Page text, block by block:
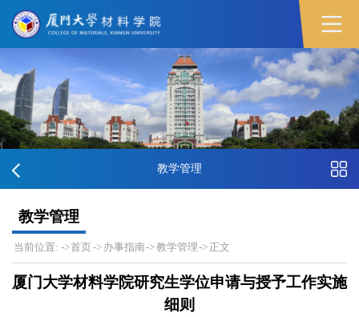
教学管理
教学管理
当前位置: ->首页 -> 办事指南->教学管理-> 正文
厦门大学材料学院研究生学位申请与授予工作实施
细则